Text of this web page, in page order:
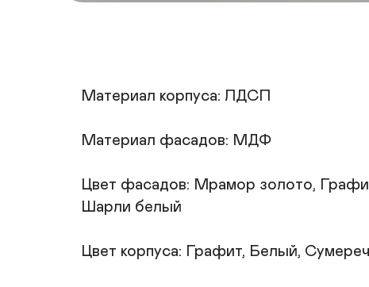
Материал корпуса: ЛДСП
Материал фасадов: МДФ
Цвет фасадов: Мрамор золото,
Шарли белый
Цвет корпуса: Графит, Белый,